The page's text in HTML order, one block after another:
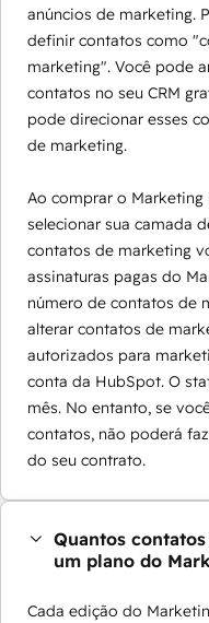
anúncios de marketing.
definir contatos como
marketing". Você pode
contatos no seu CRM
pode direcionar esses
de marketing.
Ao comprar o
selecionar sua camada
contatos de marketing
assinaturas pagas do
número de contatos de
alterar contatos de
autorizados para
conta da HubSpot. O
mês. No entanto, se
contatos, não poderá
do seu contrato.
Quantos
um plano do
Cada edição do